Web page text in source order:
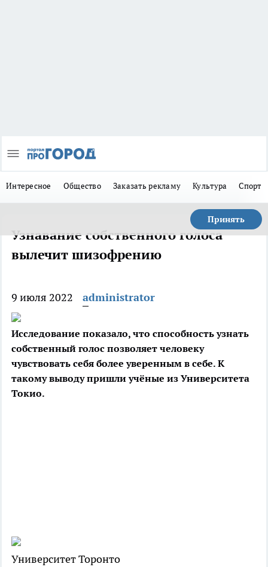
Интересное Общество Заказать рекламу Культура Спорт
Принять
Узнавание собственного голоса
вылечит шизофрению
9 июля 2022 administrator
Исследование показало, что способность узнать
собственный голос позволяет человеку
чувствовать себя более уверенным в себе. К
такому выводу пришли учёные из Университета
Токио.
Университет Торонто